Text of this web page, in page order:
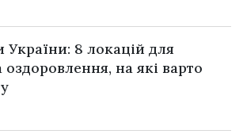
України: 8 локацій для
оздоровлення, на які варто